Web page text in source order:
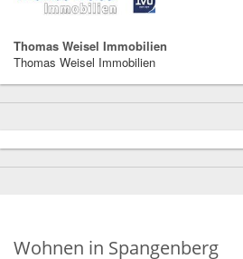
Thomas Weisel Immobilien
Thomas Weisel Immobilien
Wohnen in Spangenberg